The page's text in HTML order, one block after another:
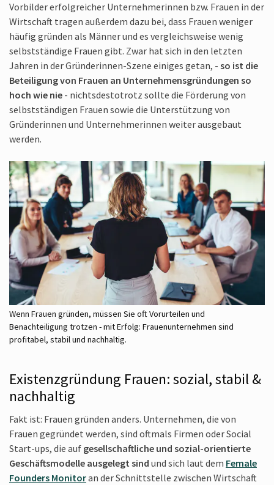
Vorbilder erfolgreicher Unternehmerinnen bzw. Frauen in der
Wirtschaft tragen außerdem dazu bei, dass Frauen weniger
häufig gründen als Männer und es vergleichsweise wenig
selbstständige Frauen gibt. Zwar hat sich in den letzten
Jahren in der Gründerinnen-Szene einiges getan, - so ist die
Beteiligung von Frauen an Unternehmens­gründungen so
hoch wie nie - nichtsdestotrotz sollte die Förderung von
selbstständigen Frauen sowie die Unterstützung von
Gründerinnen und Unternehmerinnen weiter ausgebaut
werden.
Wenn Frauen gründen, müssen Sie oft Vorurteilen und
Benachteiligung trotzen - mit Erfolg: Frauenunternehmen sind
profitabel, stabil und nachhaltig.
Existenzgründung Frauen: sozial, stabil &
nachhaltig
Fakt ist: Frauen gründen anders. Unternehmen, die von
Frauen gegründet werden, sind oftmals Firmen oder Social
Start-ups, die auf gesellschaftliche und sozial-orientierte
Geschäftsmodelle ausgelegt sind und sich laut dem Female
Founders Monitoran der Schnittstelle zwischen Wirtschaft